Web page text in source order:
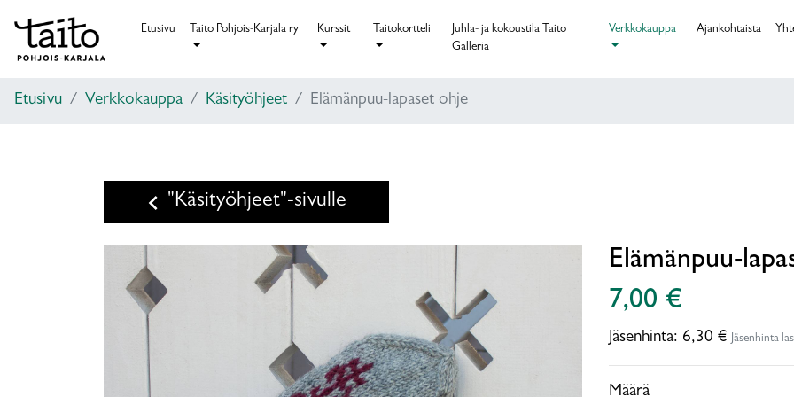
Etusivu Taito Pohjois-Karjala ry Kurssit Taitokortteli
Juhla- ja kokoustila Taito
Galleria
Verkkokauppa Ajankohtaista
Etusivu Verkkokauppa Käsityöhjeet Elämänpuu-lapaset ohje
keyboard_arrow_left "Käsityöhjeet"-sivulle
Elämänpuu-
7,00 €
Jäsenhinta: 6,30 € Jäsenhinta
Määrä